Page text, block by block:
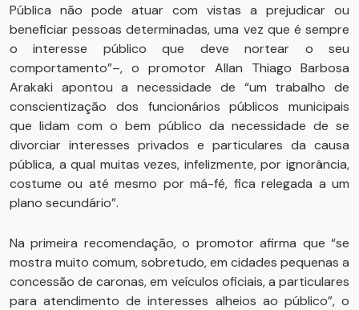
Pública não pode atuar com vistas a prejudicar ou
beneficiar pessoas determinadas, uma vez que é sempre
o interesse público que deve nortear o seu
comportamento”–, o promotor Allan Thiago Barbosa
Arakaki apontou a necessidade de “um trabalho de
conscientização dos funcionários públicos municipais
que lidam com o bem público da necessidade de se
divorciar interesses privados e particulares da causa
pública, a qual muitas vezes, infelizmente, por ignorância,
costume ou até mesmo por má-fé, fica relegada a um
plano secundário”.
Na primeira recomendação, o promotor afirma que “se
mostra muito comum, sobretudo, em cidades pequenas a
concessão de caronas, em veículos oficiais, a particulares
para atendimento de interesses alheios ao público”, o